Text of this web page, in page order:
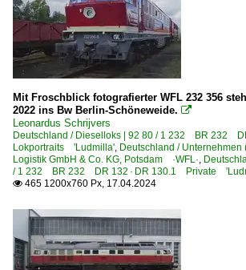
Hespertalbahn ·HTB·
Historische Eisenbahn
Magdeburger Eisenbahnfreunde
Personenwagen | Steuerwagen
Steuerwagen Bauart Wittenberge
Regional- und Fernzüge
Lz Lokzüge
Regionalzüge (Bundesländer)
Mit Froschblick fotografierter WFL 232 356
2022 ins Bw Berlin-Schöneweide. 
Leonardus Schrijvers
Deutschland / Dieselloks | 92 80 / 1 232 BR 232
Lokportraits 'Ludmilla', Deutschland / Unternehmen
Logistik GmbH & Co. KG, Potsdam ·WFL·,
/ 1 232 BR 232 DR 132 · DR 130.1 Private
 465 1200x760 Px, 17.04.2024